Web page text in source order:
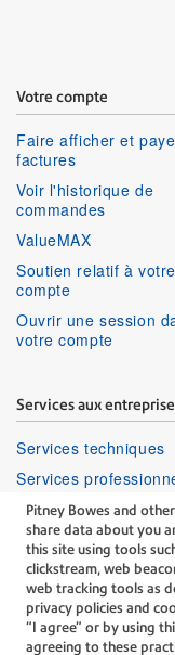
Pitney Bowes and
share data about you
this site using tools
clickstream, web
web tracking tools as
privacy policies and
“I agree” or by using
agreeing to these
Votre compte
Faire afficher et
factures
Voir l'historique de
commandes
ValueMAX
Soutien relatif à votre
compte
Ouvrir une session
votre compte
Services aux
Services techniques
Services
The technology
every important